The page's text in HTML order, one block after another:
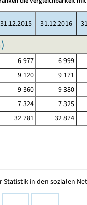
31.12.2015 31.12.2016
6 977 6 999
9 120 9 171
9 360 9 380
7 324 7 325
32 781 32 874
Statistik in den sozialen